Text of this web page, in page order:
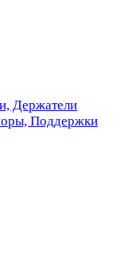
Держатели
Поддержки